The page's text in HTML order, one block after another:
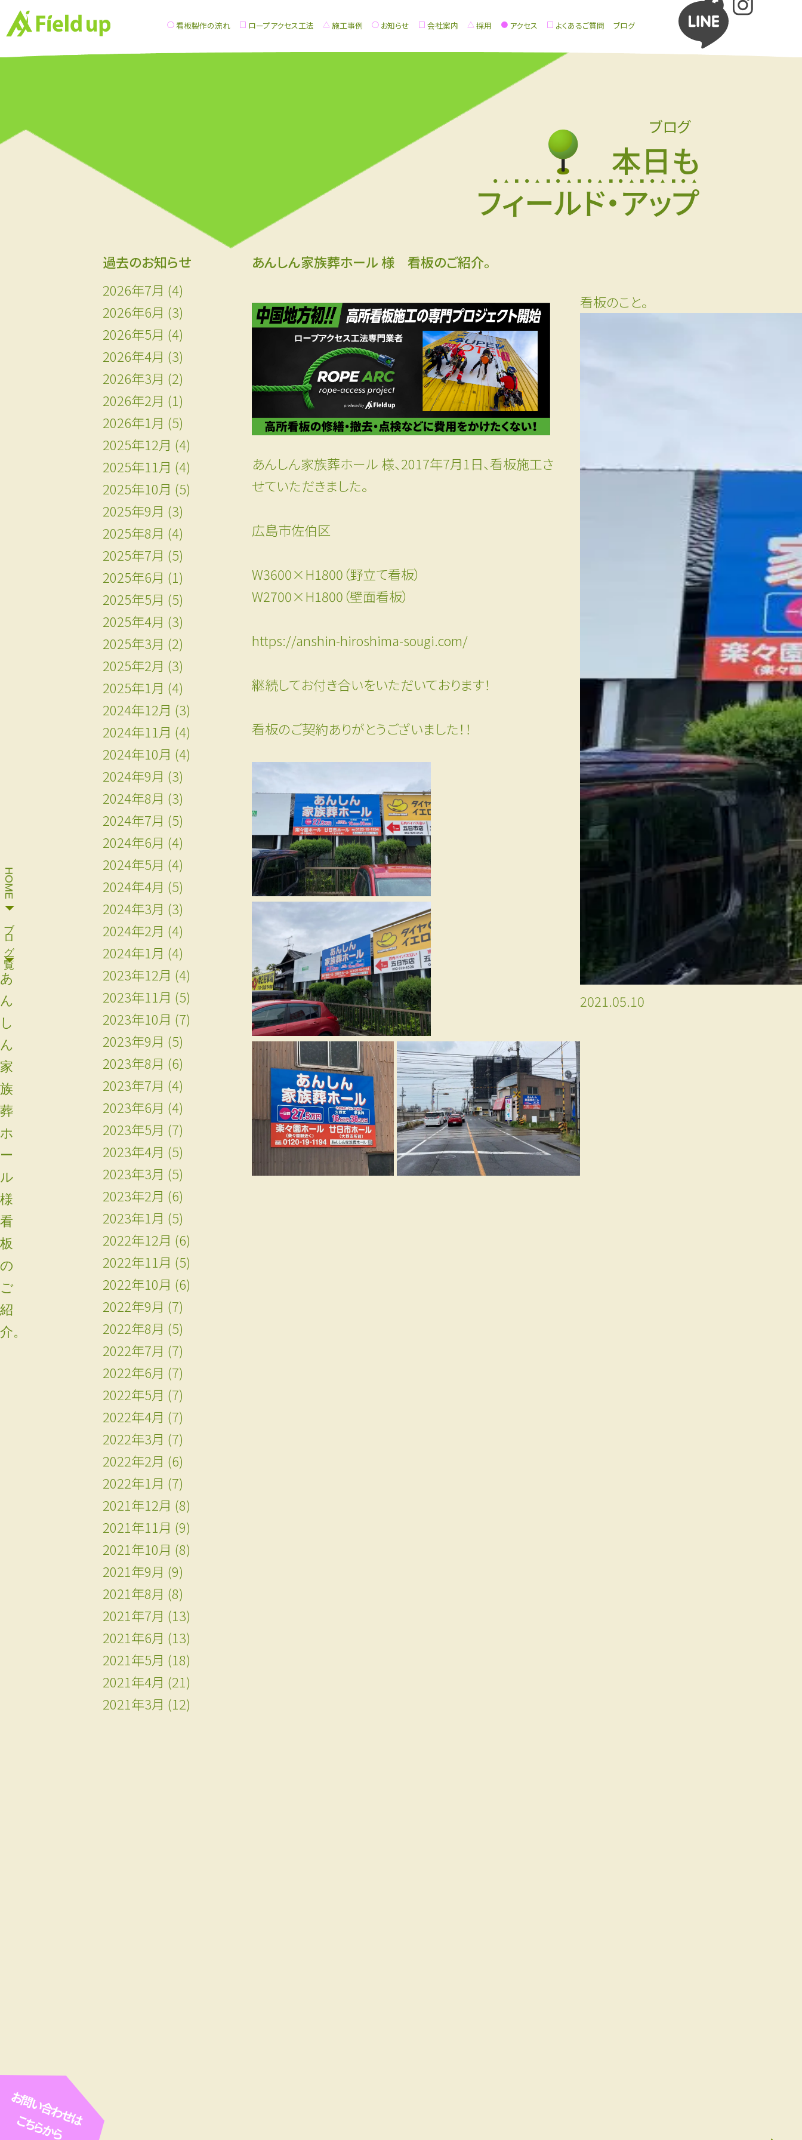
看板製作の流れ ロープアクセス工法 施工事例 お知らせ 会社案内 採用 アクセス よくあるご質問 ブログ
HOME
ブログ一覧
あ
ん
し
ん
家
族
葬
ホ
ー
ル
様
看
板
の
ご
紹
介。
ブログ
本日も
フィールド・アップ
あんしん家族葬ホール 様 看板のご紹介。
看板のこと。
2021.05.10
あんしん家族葬ホール 様、2017年7月1日、看板施工さ
せていただきました。
広島市佐伯区
W3600×H1800（野立て看板）
W2700×H1800（壁面看板）
https://anshin-hiroshima-sougi.com/
継続してお付き合いをいただいております！
看板のご契約ありがとうございました！！
過去のお知らせ
2026年7月 (4)
2026年6月 (3)
2026年5月 (4)
2026年4月 (3)
2026年3月 (2)
2026年2月 (1)
2026年1月 (5)
2025年12月 (4)
2025年11月 (4)
2025年10月 (5)
2025年9月 (3)
2025年8月 (4)
2025年7月 (5)
2025年6月 (1)
2025年5月 (5)
2025年4月 (3)
2025年3月 (2)
2025年2月 (3)
2025年1月 (4)
2024年12月 (3)
2024年11月 (4)
2024年10月 (4)
2024年9月 (3)
2024年8月 (3)
2024年7月 (5)
2024年6月 (4)
2024年5月 (4)
2024年4月 (5)
2024年3月 (3)
2024年2月 (4)
2024年1月 (4)
2023年12月 (4)
2023年11月 (5)
2023年10月 (7)
2023年9月 (5)
2023年8月 (6)
2023年7月 (4)
2023年6月 (4)
2023年5月 (7)
2023年4月 (5)
2023年3月 (5)
2023年2月 (6)
2023年1月 (5)
2022年12月 (6)
2022年11月 (5)
2022年10月 (6)
2022年9月 (7)
2022年8月 (5)
2022年7月 (7)
2022年6月 (7)
2022年5月 (7)
2022年4月 (7)
2022年3月 (7)
2022年2月 (6)
2022年1月 (7)
2021年12月 (8)
2021年11月 (9)
2021年10月 (8)
2021年9月 (9)
2021年8月 (8)
2021年7月 (13)
2021年6月 (13)
2021年5月 (18)
2021年4月 (21)
2021年3月 (12)
お問い合わせは
こちらから